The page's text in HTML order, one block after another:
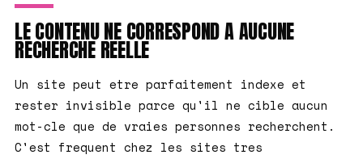
LE CONTENU NE CORRESPOND A AUCUNE
RECHERCHE REELLE
Un site peut etre parfaitement indexe et
rester invisible parce qu'il ne cible aucun
mot-cle que de vraies personnes recherchent.
C'est frequent chez les sites tres